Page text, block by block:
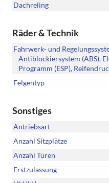
Dachreling
Räder & Technik
Fahrwerk- und
Antiblockiersystem (ABS),
Programm (ESP),
Felgentyp
Sonstiges
Antriebsart
Anzahl Sitzplätze
Anzahl Türen
Erstzulassung